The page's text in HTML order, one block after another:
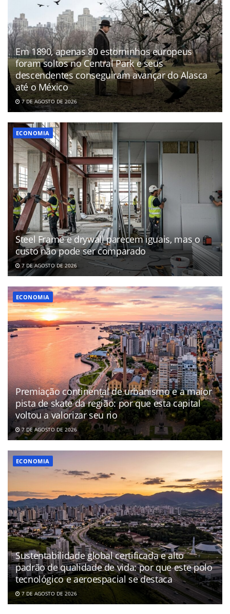
Em 1890, apenas 80 estorninhos europeus
foram soltos no Central Park e seus
descendentes conseguiram avançar do Alasca
até o México
7 DE AGOSTO DE 2026
ECONOMIA
Steel Frame e drywall parecem iguais, mas o
custo não pode ser comparado
7 DE AGOSTO DE 2026
ECONOMIA
Premiação continental de urbanismo e a maior
pista de skate da região: por que esta capital
voltou a valorizar seu rio
7 DE AGOSTO DE 2026
ECONOMIA
Sustentabilidade global certificada e alto
padrão de qualidade de vida: por que este polo
tecnológico e aeroespacial se destaca
7 DE AGOSTO DE 2026